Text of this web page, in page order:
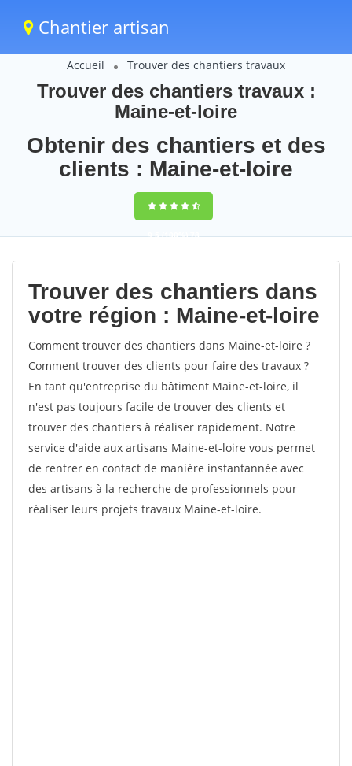
Chantier artisan
Accueil Trouver des chantiers travaux
Trouver des chantiers travaux :
Maine-et-loire
Obtenir des chantiers et des
clients : Maine-et-loire
9,5(100%)78
votes
Trouver des chantiers dans
votre région : Maine-et-loire
Comment trouver des chantiers dans Maine-et-loire ?
Comment trouver des clients pour faire des travaux ?
En tant qu'entreprise du bâtiment Maine-et-loire, il
n'est pas toujours facile de trouver des clients et
trouver des chantiers à réaliser rapidement. Notre
service d'aide aux artisans Maine-et-loire vous permet
de rentrer en contact de manière instantannée avec
des artisans à la recherche de professionnels pour
réaliser leurs projets travaux Maine-et-loire.